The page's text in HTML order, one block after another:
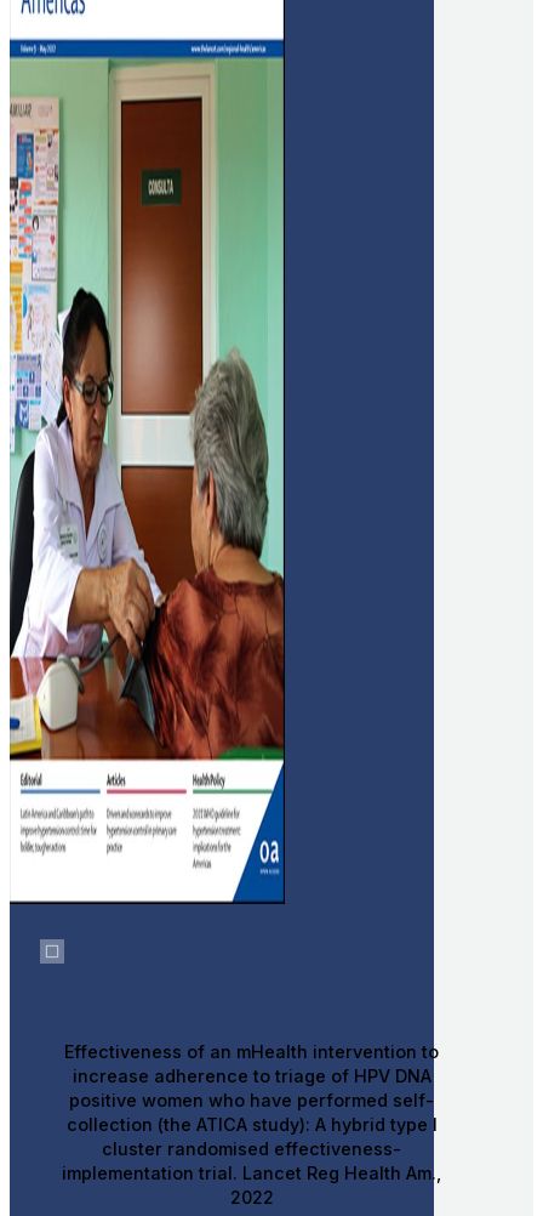
Effectiveness of an mHealth intervention to
increase adherence to triage of HPV DNA
positive women who have performed self-
collection (the ATICA study): A hybrid type I
cluster randomised effectiveness-
implementation trial. Lancet Reg Health Am.,
2022